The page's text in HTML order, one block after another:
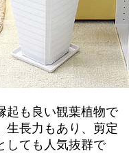
起も良い観葉植物で
生長力もあり、剪定
しても人気抜群で